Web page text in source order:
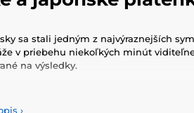
sa stali jedným z najvýraznejších
v priebehu niekoľkých minút
na výsledky.
›